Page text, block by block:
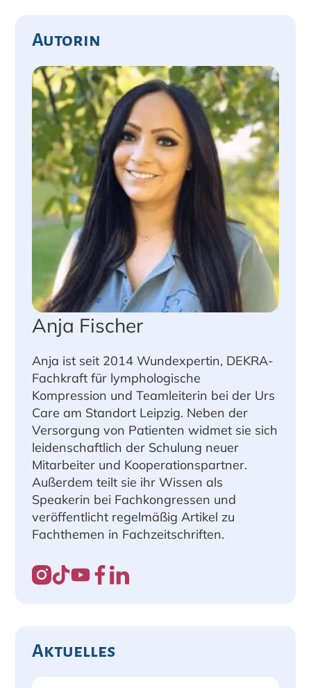
Autorin
Anja Fischer
Anja ist seit 2014 Wundexpertin, DEKRA-
Fachkraft für lymphologische
Kompression und Teamleiterin bei der Urs
Care am Standort Leipzig. Neben der
Versorgung von Patienten widmet sie sich
leidenschaftlich der Schulung neuer
Mitarbeiter und Kooperationspartner.
Außerdem teilt sie ihr Wissen als
Speakerin bei Fachkongressen und
veröffentlicht regelmäßig Artikel zu
Fachthemen in Fachzeitschriften.
Aktuelles